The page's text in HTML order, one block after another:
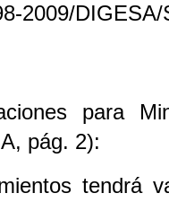
2009/
para
pág. 2):
tendrá